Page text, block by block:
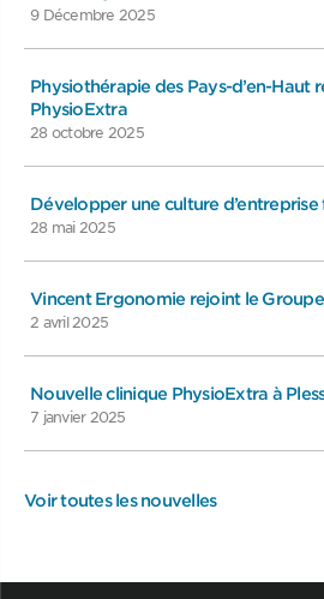
9 Décembre 2025
Physiothérapie des Pays-d’en-Haut
PhysioExtra
28 octobre 2025
Développer une culture
28 mai 2025
Vincent Ergonomie rejoint le
2 avril 2025
Nouvelle clinique PhysioExtra à
7 janvier 2025
Voir toutes les nouvelles